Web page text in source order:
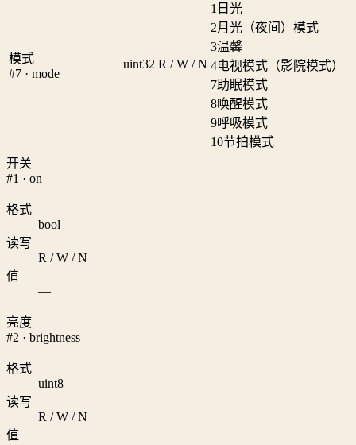
模式
#7 · mode
uint32 R / W / N
1 日光
2月光（夜间）模式
3温馨
4电视模式（影院模式）
7助眠模式
8唤醒模式
9呼吸模式
10节拍模式
开关
#1 · on
格式
bool
读写
R / W / N
值
—
亮度
#2 · brightness
格式
uint8
读写
R / W / N
值